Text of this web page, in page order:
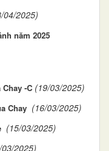
04/2025)
năm 2025
-C (19/03/2025)
Chay (16/03/2025)
(15/03/2025)
2025)